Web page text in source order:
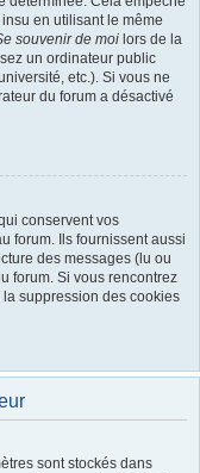
en utilisant le même
souvenir de moi lors de la
un ordinateur public
etc.). Si vous ne
du forum a désactivé
conservent vos
forum. Ils fournissent aussi
des messages (lu ou
forum. Si vous rencontrez
suppression des cookies
sont stockés dans